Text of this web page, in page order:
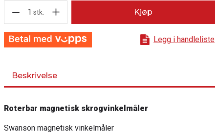
1 stk. Kjøp
Legg i handleliste
Beskrivelse
Roterbar magnetisk skrogvinkelmåler
Swanson magnetisk vinkelmåler